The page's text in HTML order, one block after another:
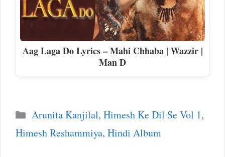
Aag Laga Do Lyrics – Mahi Chhaba | Wazzir |
Man D
Categories
Arunita Kanjilal, Himesh Ke Dil Se Vol 1,
Himesh Reshammiya, Hindi Album